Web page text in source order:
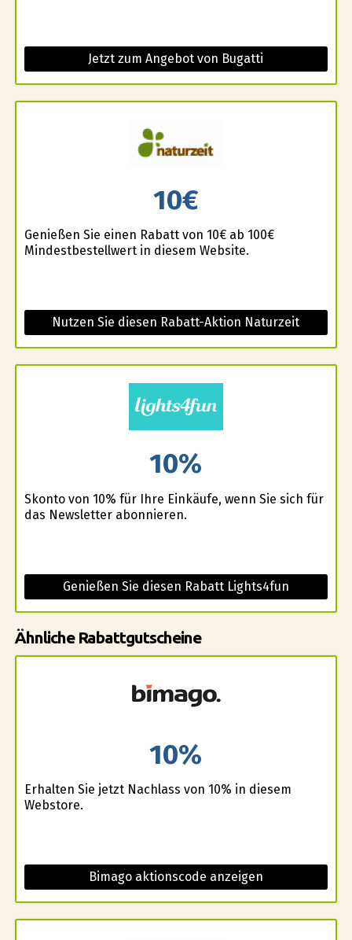
Jetzt zum Angebot von Bugatti
10€
Genießen Sie einen Rabatt von 10€ ab 100€
Mindestbestellwert in diesem Website.
Nutzen Sie diesen Rabatt-Aktion Naturzeit
10%
Skonto von 10% für Ihre Einkäufe, wenn Sie sich für
das Newsletter abonnieren.
Genießen Sie diesen Rabatt Lights4fun
Ähnliche Rabattgutscheine
10%
Erhalten Sie jetzt Nachlass von 10% in diesem
Webstore.
Bimago aktionscode anzeigen